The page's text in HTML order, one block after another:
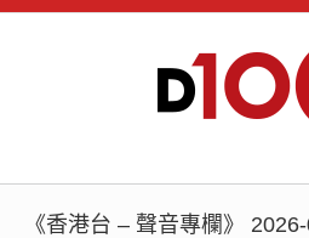
《香港台 – 聲音專欄》